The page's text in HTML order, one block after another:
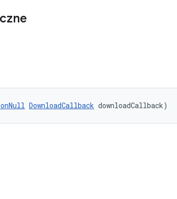
DownloadCallback downloadCallback)